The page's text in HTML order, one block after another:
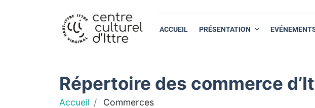
ACCUEIL PRÉSENTATION
Répertoire des commerce
Accueil Commerces